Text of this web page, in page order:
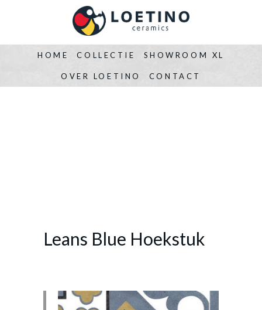
HOME COLLECTIE SHOWROOM XL
OVER LOETINO CONTACT
Leans Blue Hoekstuk